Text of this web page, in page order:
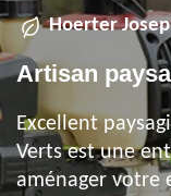
Hoerter
Artisan
Excellent
Verts est une
aménager votre